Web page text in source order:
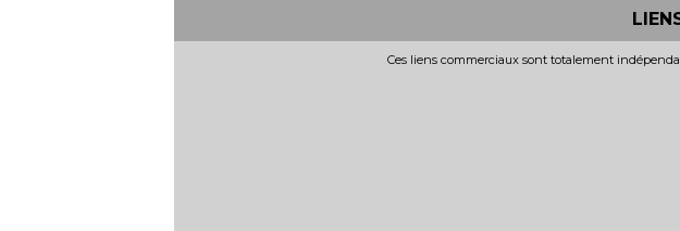
Ces liens commerciaux sont totalement